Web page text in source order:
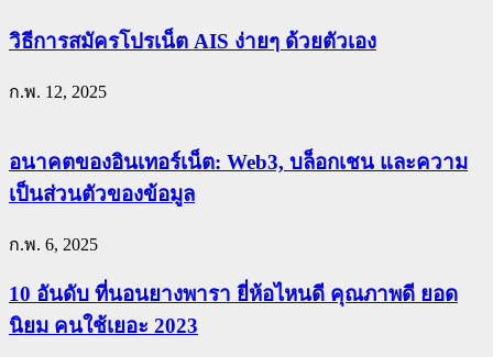
วิธีการสมัครโปรเน็ต AIS ง่ายๆ ด้วยตัวเอง
ก.พ. 12, 2025
อนาคตของอินเทอร์เน็ต: Web3, บล็อกเชน และความ
เป็นส่วนตัวของข้อมูล
ก.พ. 6, 2025
10 อันดับ ที่นอนยางพารา ยี่ห้อไหนดี คุณภาพดี ยอด
นิยม คนใช้เยอะ 2023